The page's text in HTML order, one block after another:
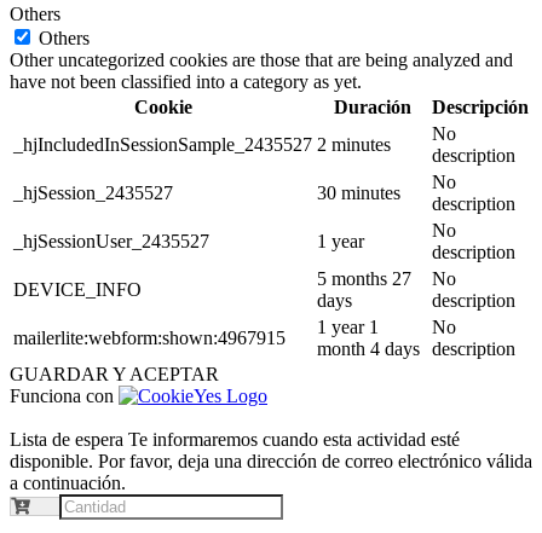
Others
Others
Other uncategorized cookies are those that are being analyzed and
have not been classified into a category as yet.
Cookie
Duración
Descripción
_hjIncludedInSessionSample_2435527 2 minutes
No
description
_hjSession_2435527
30 minutes
No
description
_hjSessionUser_2435527
1 year
No
description
DEVICE_INFO
5 months 27
days
No
description
mailerlite:webform:shown:4967915
1 year 1
month 4 days
No
description
GUARDAR Y ACEPTAR
Funciona con
Lista de espera Te informaremos cuando esta actividad esté
disponible. Por favor, deja una dirección de correo electrónico válida
a continuación.